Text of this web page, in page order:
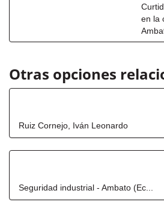
en la
Otras opciones
Ruiz Cornejo, Iván Leonardo
Seguridad industrial - Ambato (Ec...